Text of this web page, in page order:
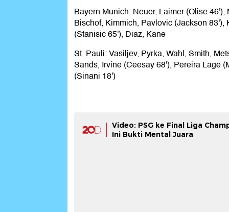
Bayern Munich: Neuer, Laimer (Olise 46'),
Bischof, Kimmich, Pavlovic (Jackson 83'),
(Stanisic 65'), Diaz, Kane
St. Pauli: Vasiljev, Pyrka, Wahl, Smith,
Sands, Irvine (Ceesay 68'), Pereira Lage
(Sinani 18')
Video: PSG ke Final Liga
Ini Bukti Mental Juara